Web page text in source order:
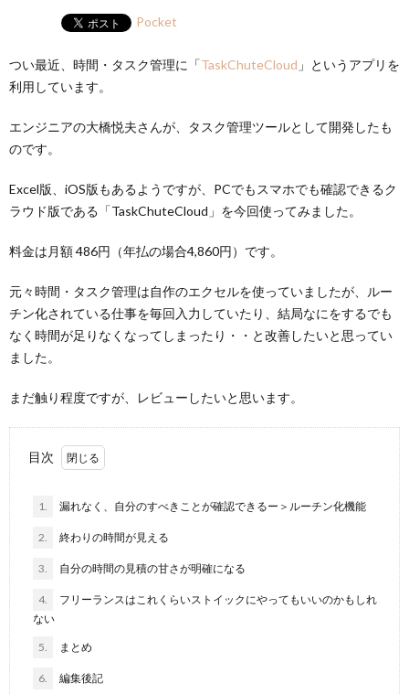
Pocket
つい最近、時間・タスク管理に「TaskChuteCloud 」というアプリを
利用しています。
エンジニアの大橋悦夫さんが、 タスク管理ツールとして開発したも
のです。
Excel版、iOS版もあるようですが、PCでもスマホでも確認できるク
ラウド版である「TaskChuteCloud」を今回使ってみました。
料金は月額 486円（年払の場合4,860円）です。
元々時間・タスク管理は自作のエクセルを使っていましたが、ルー
チン化されている仕事を毎回入力していたり、結局なにをするでも
なく時間が足りなくなってしまったり・・と改善したいと思ってい
ました。
まだ触り程度ですが、レビューしたいと思います。
目次
1. 漏れなく、自分のすべきことが確認できるー＞ルーチン化機能
2. 終わりの時間が見える
3. 自分の時間の見積の甘さが明確になる
4.
フリーランスはこれくらいストイックにやってもいいのかもしれ
ない
5. まとめ
6. 編集後記